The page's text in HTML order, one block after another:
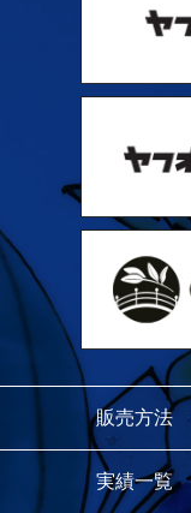
販売方法
実績一覧